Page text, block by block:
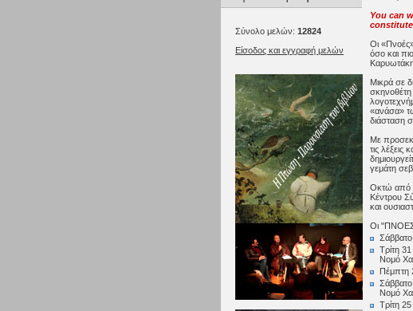
Σύνολο μελών: 12824
Είσοδος και εγγραφή μελών
You can
Οι
όσο και
Μικρά σε
σκηνοθέτη
«ανάσα»
διάσταση
Με
τις
γεμάτη
Οκτώ από
Κέντρου
και
Οι
Τρίτη
Νομό
Πέμπτη
Νομό
Τρίτη